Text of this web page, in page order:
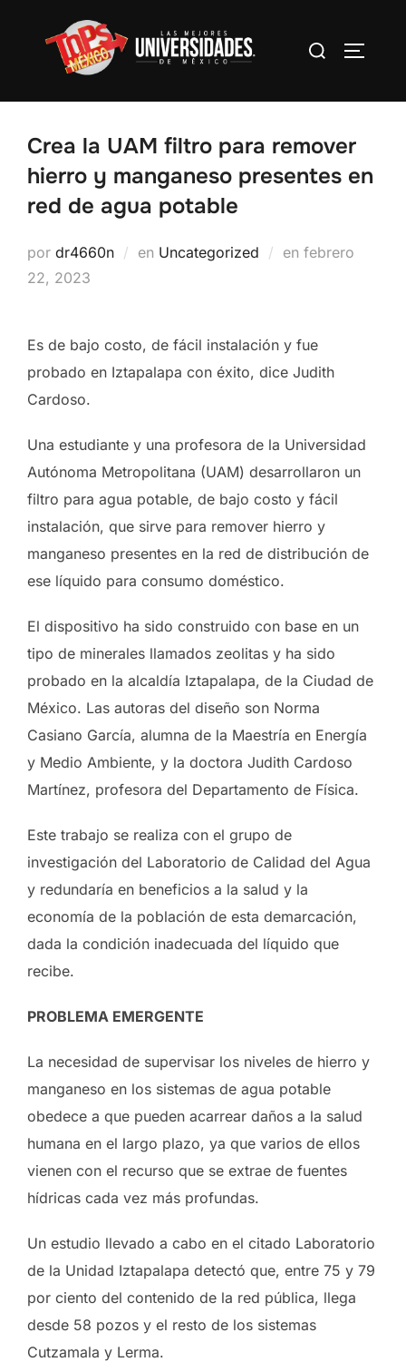
contenido
Buscar:
Crea la UAM filtro para remover
hierro y manganeso presentes en
red de agua potable
por dr4660n en Uncategorized en Publicado
febrero
22, 2023
Es de bajo costo, de fácil instalación y fue
probado en Iztapalapa con éxito, dice Judith
Cardoso.
Una estudiante y una profesora de la Universidad
Autónoma Metropolitana (UAM) desarrollaron un
filtro para agua potable, de bajo costo y fácil
instalación, que sirve para remover hierro y
manganeso presentes en la red de distribución de
ese líquido para consumo doméstico.
El dispositivo ha sido construido con base en un
tipo de minerales llamados zeolitas y ha sido
probado en la alcaldía Iztapalapa, de la Ciudad de
México. Las autoras del diseño son Norma
Casiano García, alumna de la Maestría en Energía
y Medio Ambiente, y la doctora Judith Cardoso
Martínez, profesora del Departamento de Física.
Este trabajo se realiza con el grupo de
investigación del Laboratorio de Calidad del Agua
y redundaría en beneficios a la salud y la
economía de la población de esta demarcación,
dada la condición inadecuada del líquido que
recibe.
PROBLEMA EMERGENTE
La necesidad de supervisar los niveles de hierro y
manganeso en los sistemas de agua potable
obedece a que pueden acarrear daños a la salud
humana en el largo plazo, ya que varios de ellos
vienen con el recurso que se extrae de fuentes
hídricas cada vez más profundas.
Un estudio llevado a cabo en el citado Laboratorio
de la Unidad Iztapalapa detectó que, entre 75 y 79
por ciento del contenido de la red pública, llega
desde 58 pozos y el resto de los sistemas
Cutzamala y Lerma.